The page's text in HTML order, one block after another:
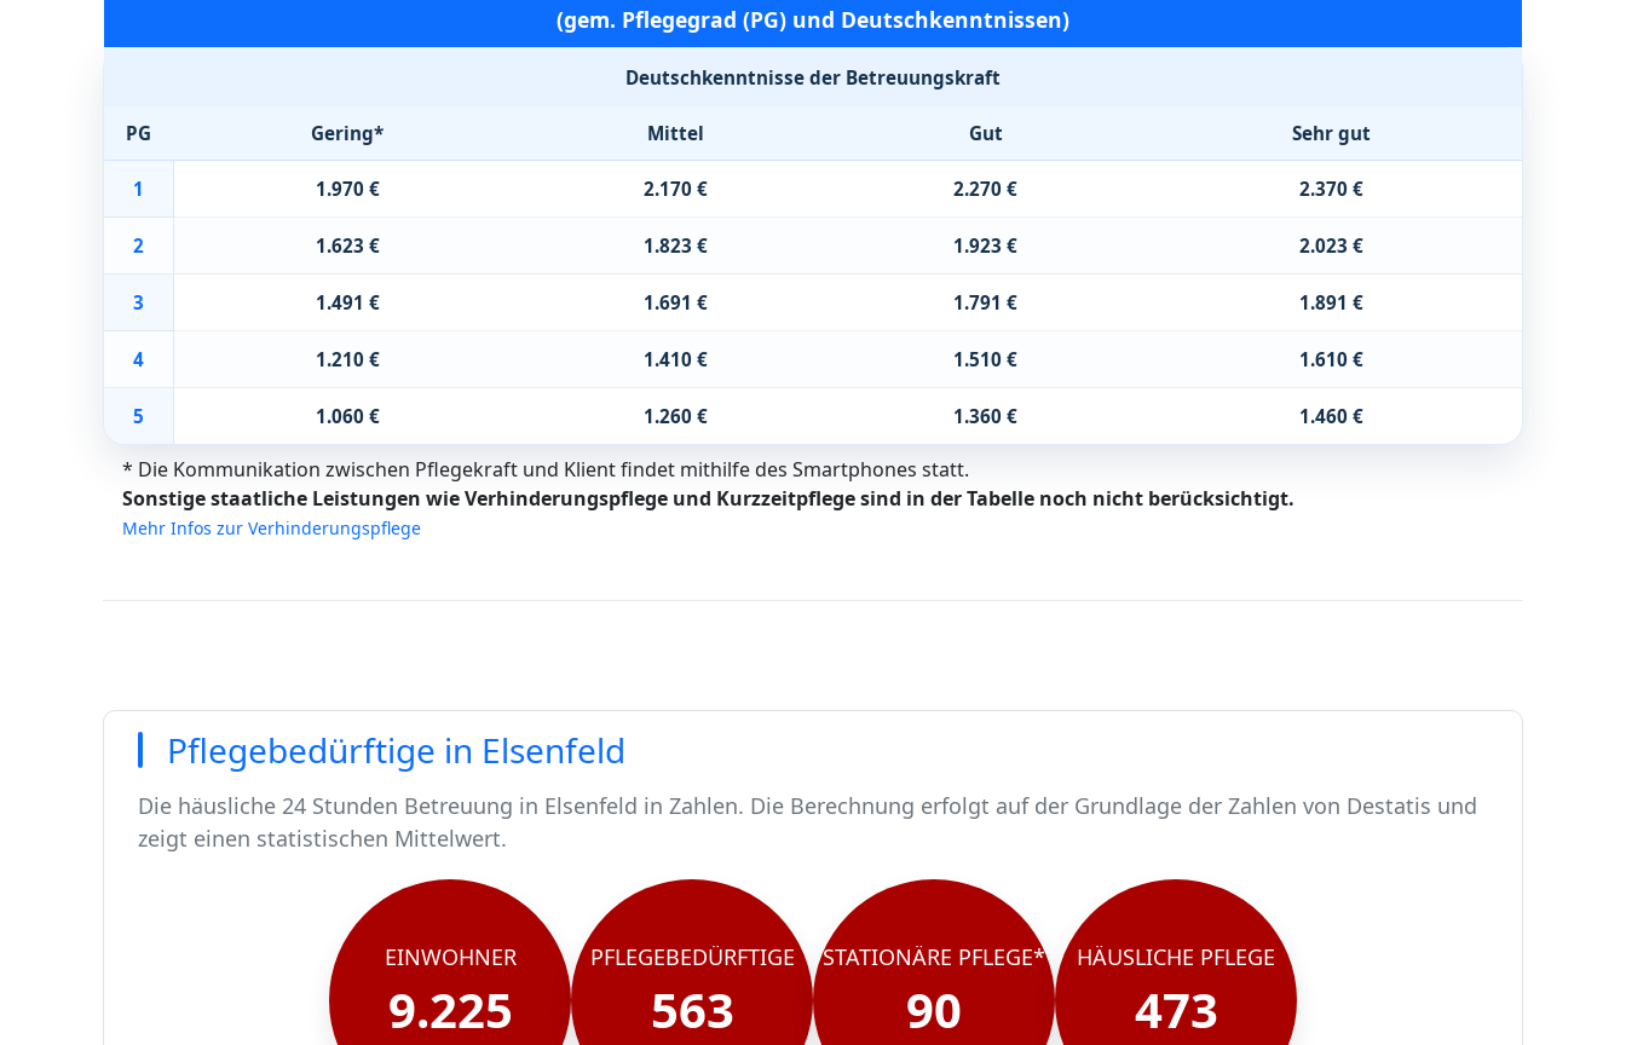
(gem. Pflegegrad (PG) und Deutschkenntnissen)
Deutschkenntnisse der Betreuungskraft
PG Gering* Mittel Gut Sehr gut
1 1.970 € 2.170 € 2.270 € 2.370 €
2 1.623 € 1.823 € 1.923 € 2.023 €
3 1.491 € 1.691 € 1.791 € 1.891 €
4 1.210 € 1.410 € 1.510 € 1.610 €
5 1.060 € 1.260 € 1.360 € 1.460 €
* Die Kommunikation zwischen Pflegekraft und Klient findet mithilfe des Smartphones statt.
Sonstige staatliche Leistungen wie Verhinderungspflege und Kurzzeitpflege sind in der Tabelle noch nicht berücksichtigt.
Mehr Infos zur Verhinderungspflege
Pflegebedürftige in Elsenfeld
Die häusliche 24 Stunden Betreuung in Elsenfeld in Zahlen. Die Berechnung erfolgt auf der Grundlage der Zahlen von Destatis und
zeigt einen statistischen Mittelwert.
In Elsenfeld leben rund 9225 Menschen.
Von diesen 9225 Einwohnern sind rund 563 pflegebedürftig.
Ca. 90 dieser pflegebedürftigen Menschen werden stationär gepflegt*.
Der Großteil der Pflegebedürftigen in Elsenfeld, rund 473 werden häuslich gepflegt.
EINWOHNER
9.225
PFLEGEBEDÜRFTIGE
563
STATIONÄRE PFLEGE*
90
HÄUSLICHE PFLEGE
473